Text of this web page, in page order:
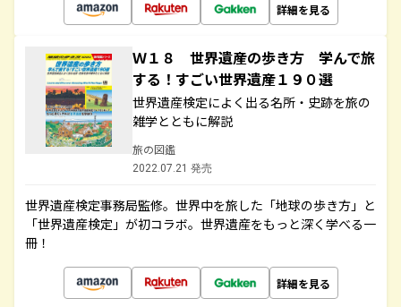
詳細を見る
Ｗ１８ 世界遺産の歩き方 学んで旅
する！すごい世界遺産１９０選
世界遺産検定によく出る名所・史跡を旅の
雑学とともに解説
旅の図鑑
2022.07.21 発売
世界遺産検定事務局監修。世界中を旅した「地球の歩き方」と
「世界遺産検定」が初コラボ。世界遺産をもっと深く学べる一
冊！
詳細を見る